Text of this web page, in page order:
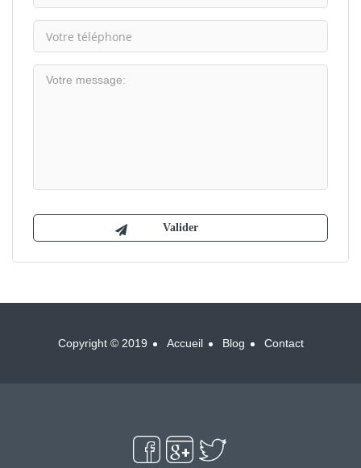
Copyright © 2019 Accueil Blog Contact